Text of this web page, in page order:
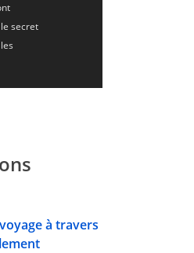
secret
à travers